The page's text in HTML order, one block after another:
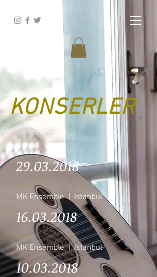
KONSERLER
29.03.2018
MK Ensemble | Istanbul
16.03.2018
MK Ensemble | Istanbul
10.03.2018